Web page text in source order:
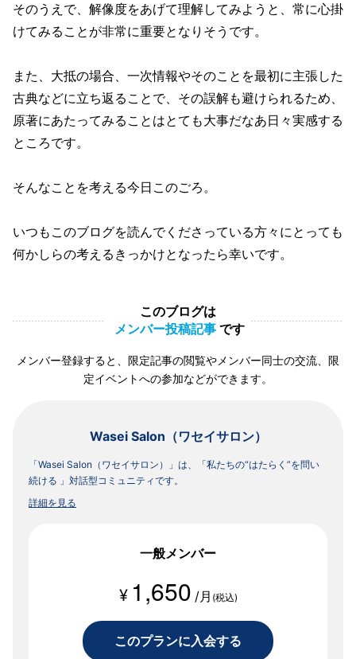
そのうえで、解像度をあげて理解してみようと、常に心掛
けてみることが非常に重要となりそうです。
また、大抵の場合、一次情報やそのことを最初に主張した
古典などに立ち返ることで、その誤解も避けられるため、
原著にあたってみることはとても大事だなあ日々実感する
ところです。
そんなことを考える今日このごろ。
いつもこのブログを読んでくださっている方々にとっても
何かしらの考えるきっかけとなったら幸いです。
このブログは
メンバー投稿記事 です
メンバー登録すると、限定記事の閲覧やメンバー同士の交流、限
定イベントへの参加などができます。
Wasei Salon（ワセイサロン）
「Wasei Salon（ワセイサロン）」は、「私たちの“はたらく”を問い
続ける 」対話型コミュニティです。
詳細を見る
一般メンバー
¥ 1,650 /月 (税込)
このプランに入会する